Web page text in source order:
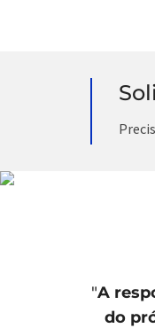
"A
do